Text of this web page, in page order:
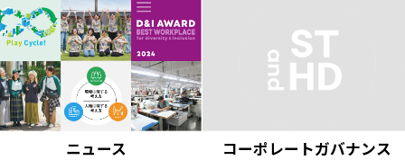
ニュース コーポレートガバナンス